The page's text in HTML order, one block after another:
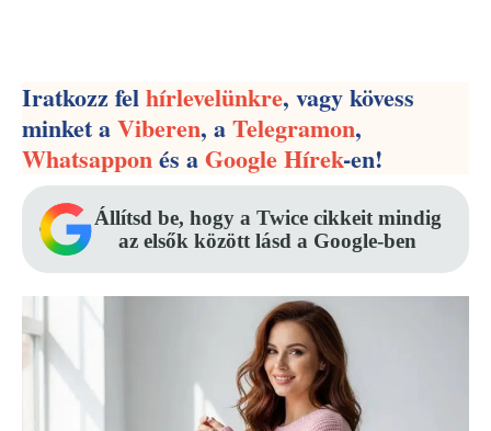
Iratkozz felhírlevelünkre, vagy kövess
minket aViberen, aTelegramon,
Whatsapponés aGoogle Hírek-en!
Állítsd be, hogy a Twice cikkeit mindig
az elsők között lásd a Google-ben